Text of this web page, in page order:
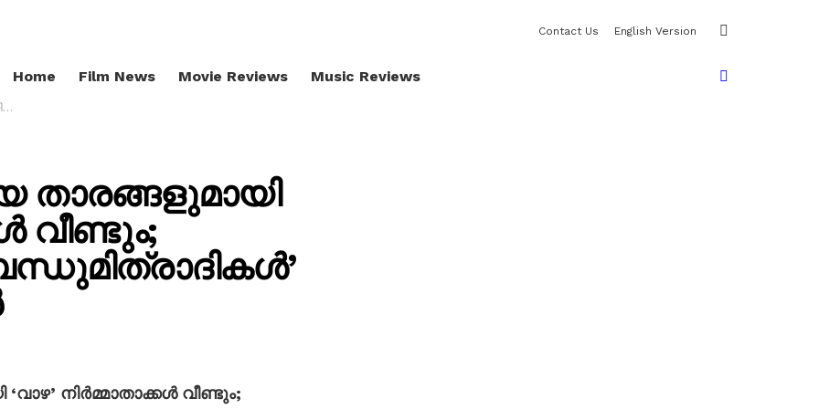
Contact Us English Version
Home Film News Movie Reviews Music Reviews
താരങ്ങളുമായി
വീണ്ടും;
നിർമ്മാതാക്കൾ വീണ്ടും;